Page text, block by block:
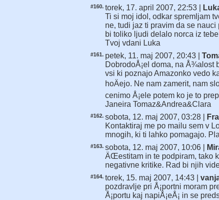
#160. torek, 17. april 2007, 22:53 |
Ti si moj idol, odkar spremljam
ne, tudi jaz ti pravim da se
bi toliko ljudi delalo norca iz
Tvoj vdani Luka
#161. petek, 11. maj 2007, 20:43 |
DobrodoÅ¡el doma, na Å¾alost
vsi ki poznajo Amazonko vedo
hoÄejo. Ne nam zamerit, nam
cenimo Å¡ele potem ko je to
Janeira Tomaz&Andrea&Clara
#162. sobota, 12. maj 2007, 03:28 |
Kontaktiraj me po mailu sem v
mnogih, ki ti lahko pomagajo.
#163. sobota, 12. maj 2007, 10:06 |
ÄŒestitam in te podpiram, tako
negativne kritike. Rad bi njih
#164. torek, 15. maj 2007, 14:43 |
pozdravlje pri Å¡portni moram
Å¡portu kaj napiÅ¡eÅ¡ in se